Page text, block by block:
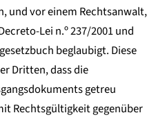
und vor einem Rechtsanwalt,
Lei n.º 237/2001 und
beglaubigt. Diese
Dritten, dass die
getreu
Rechtsgültigkeit gegenüber